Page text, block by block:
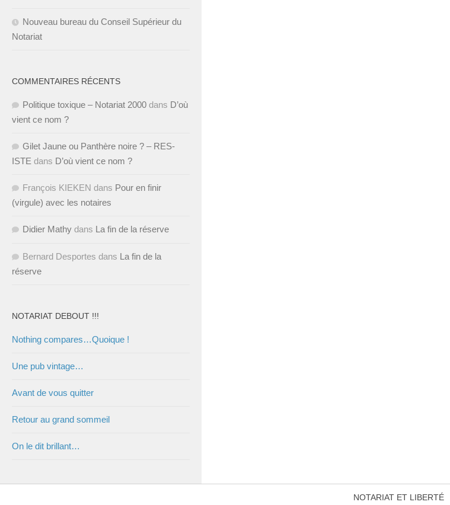
Nouveau bureau du Conseil Supérieur du
Notariat
COMMENTAIRES RÉCENTS
Politique toxique – Notariat 2000 dans D’où
vient ce nom ?
Gilet Jaune ou Panthère noire ? – RES-
ISTE dans D’où vient ce nom ?
François KIEKEN dans Pour en finir
(virgule) avec les notaires
Didier Mathy dans La fin de la réserve
Bernard Desportes dans La fin de la
réserve
NOTARIAT DEBOUT !!!
Nothing compares…Quoique !
Une pub vintage…
Avant de vous quitter
Retour au grand sommeil
On le dit brillant…
NOTARIAT ET LIBERTÉ